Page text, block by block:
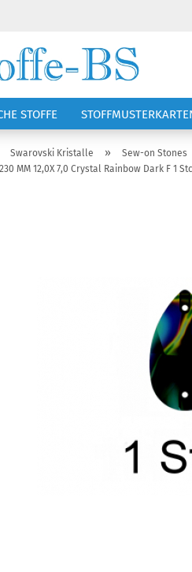
STOFFE
RSG KAPPEN
Swarovski Kristalle » Sew-on Stones
MM 12,0X 7,0 Crystal Rainbow Dark F 1